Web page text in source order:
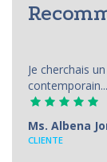
Je cherchais
Ms. Albena
CLIENTE